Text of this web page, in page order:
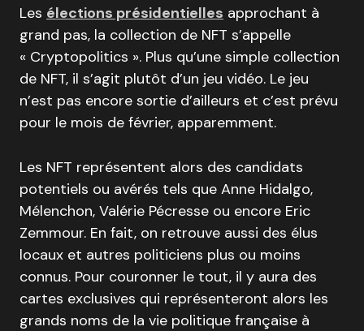
Les élections présidentielles approchant à
grand pas, la collection de NFT s’appelle
« Cryptopolitics ». Plus qu’une simple collection
de NFT, il s’agit plutôt d’un jeu vidéo. Le jeu
n’est pas encore sortie d’ailleurs et c’est prévu
pour le mois de février, apparemment.
Les NFT représentent alors des candidats
potentiels ou avérés tels que Anne Hidalgo,
Mélenchon, Valérie Pécresse ou encore Eric
Zemmour. En fait, on retrouve aussi des élus
locaux et autres politiciens plus ou moins
connus. Pour couronner le tout, il y aura des
cartes exclusives qui représenteront alors les
grands noms de la vie politique française à